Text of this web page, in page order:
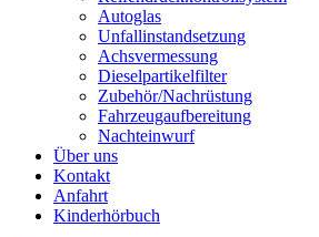
Autoglas
Unfallinstandsetzung
Achsvermessung
Dieselpartikelfilter
Zubehör/Nachrüstung
Fahrzeugaufbereitung
Nachteinwurf
Über uns
Kontakt
Anfahrt
Kinderhörbuch